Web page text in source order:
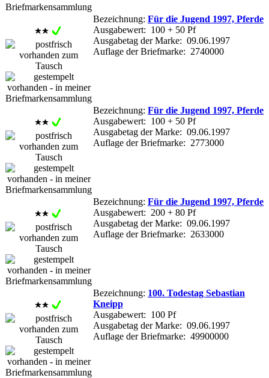
Bezeichnung: Für die Jugend 1997, Pferde
Ausgabewert: 100 + 50 Pf
Ausgabetag der Marke: 09.06.1997
Auflage der Briefmarke: 2740000
Bezeichnung: Für die Jugend 1997, Pferde
Ausgabewert: 100 + 50 Pf
Ausgabetag der Marke: 09.06.1997
Auflage der Briefmarke: 2773000
Bezeichnung: Für die Jugend 1997, Pferde
Ausgabewert: 200 + 80 Pf
Ausgabetag der Marke: 09.06.1997
Auflage der Briefmarke: 2633000
Bezeichnung: 100. Todestag Sebastian
Kneipp
Ausgabewert: 100 Pf
Ausgabetag der Marke: 09.06.1997
Auflage der Briefmarke: 49900000